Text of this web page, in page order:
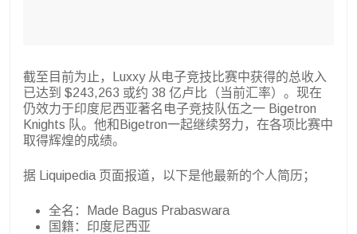
截至目前为止，Luxxy 从电子竞技比赛中获得的总收入
已达到 $243,263 或约 38 亿卢比（当前汇率）。现在
仍效力于印度尼西亚著名电子竞技队伍之一 Bigetron
Knights 队。他和Bigetron一起继续努力，在各项比赛中
取得辉煌的成绩。
据 Liquipedia 页面报道，以下是他最新的个人简历；
全名：Made Bagus Prabaswara
国籍：印度尼西亚